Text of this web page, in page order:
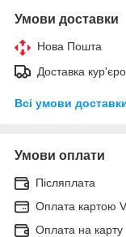
Умови доставки
Нова Пошта
Доставка
Всі умови
Умови оплати
Післяплата
Оплата картою
Оплата на карту